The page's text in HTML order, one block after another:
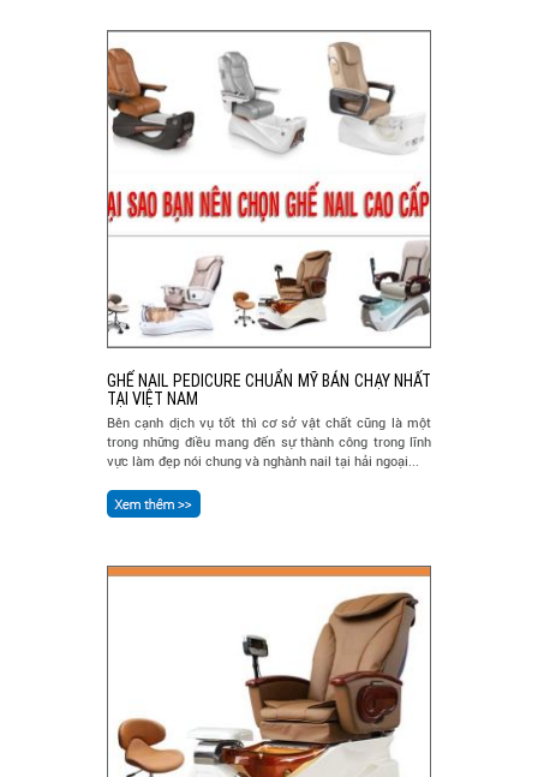
GHẾ NAIL PEDICURE CHUẨN MỸ BÁN CHẠY NHẤT
TẠI VIỆT NAM
Bên cạnh dịch vụ tốt thì cơ sở vật chất cũng là một
trong những điều mang đến sự thành công trong lĩnh
vực làm đẹp nói chung và nghành nail tại hải ngoại...